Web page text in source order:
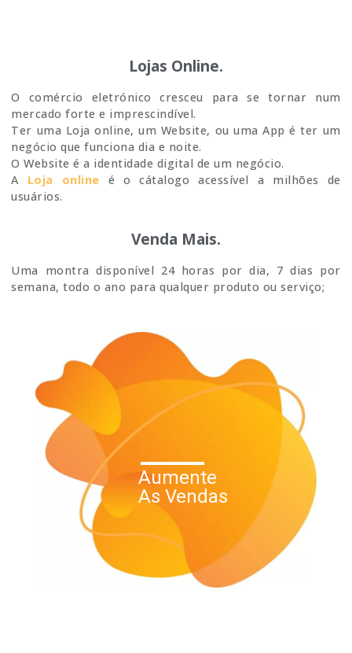
Lojas Online.
O comércio eletrónico cresceu para se tornar num
mercado forte e imprescindível.
Ter uma Loja online, um Website, ou uma App é ter um
negócio que funciona dia e noite.
O Website é a identidade digital de um negócio.
A Loja online é o cátalogo acessível a milhões de
usuários.
Venda Mais.
Uma montra disponível 24 horas por dia, 7 dias por
semana, todo o ano para qualquer produto ou serviço;
Aumente
As Vendas